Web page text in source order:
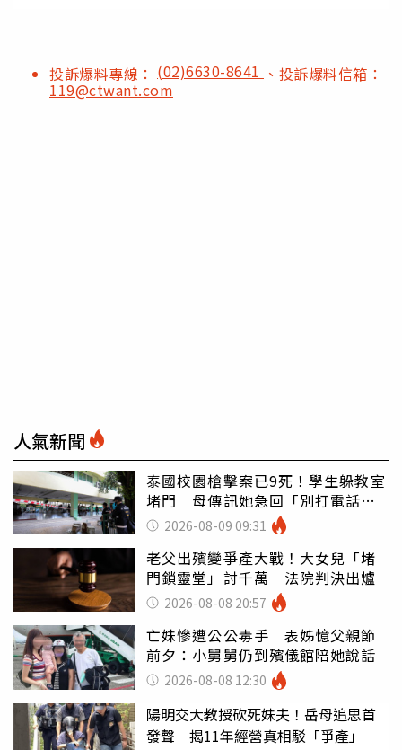
投訴爆料專線： (02)6630-8641 、投訴爆料信箱：
119@ctwant.com
人氣新聞
泰國校園槍擊案已9死！學生躲教室
堵門 母傳訊她急回「別打電話怕
鈴響」
2026-08-09 09:31
老父出殯變爭產大戰！大女兒「堵
門鎖靈堂」討千萬 法院判決出爐
2026-08-08 20:57
亡妹慘遭公公毒手 表姊憶父親節
前夕：小舅舅仍到殯儀館陪她說話
2026-08-08 12:30
陽明交大教授砍死妹夫！岳母追思首
發聲 揭11年經營真相駁「爭產」